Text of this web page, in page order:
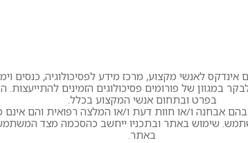
לאנשי מקצוע, מרכז מידע לפסיכולוגיה, כנסים
במגוון של פורומים פסיכולוגים הזמינים
בפרט ובתחום אנשי המקצוע בכלל.
אבחנה ו/או חוות דעת ו/או המלצה רפואית והם
שימוש באתר ובתכניו ייחשב כהסכמה מצד המשתמש
באתר.